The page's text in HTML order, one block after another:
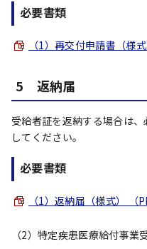
必要書類
（1）再交付申請書（様
5 返納届
受給者証を返納する場合は
してください。
必要書類
（1）返納届（様式） （
（2）特定疾患医療給付事業